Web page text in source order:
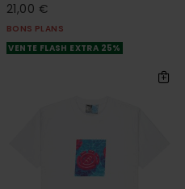
21,00 €
BONS PLANS
VENTE FLASH EXTRA 25%